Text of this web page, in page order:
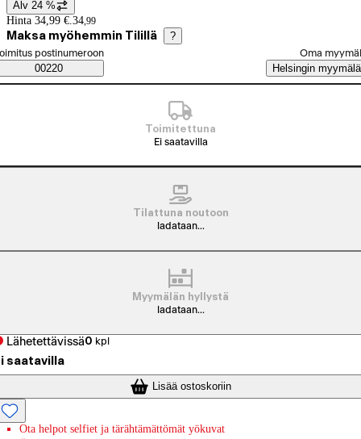
Hintatiedot
Alv 24 %
Hinta 34,99 €. 34,99
Maksa myöhemmin Tilillä ?
Saatavuustiedot
tilaustapa
postinumeroon
00220
Oma
Helsingin myymälä
Toimitettuna
Ei saatavilla
Tilattuna noutoon
ladataan...
Myymälän hyllystä
ladataan...
Lähetettävissä0 kpl
saatavilla
Lisää ostoskoriin
Ota helpot selfiet ja tärähtämättömät yökuvat